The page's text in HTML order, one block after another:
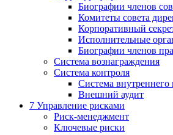
Биографии членов
Комитеты совета
Корпоративный
Исполнительные
Биографии членов
Система вознаграждения
Система контроля
Система внутреннего
Внешний аудит
7 Управление рисками
Риск-менеджмент
Ключевые риски